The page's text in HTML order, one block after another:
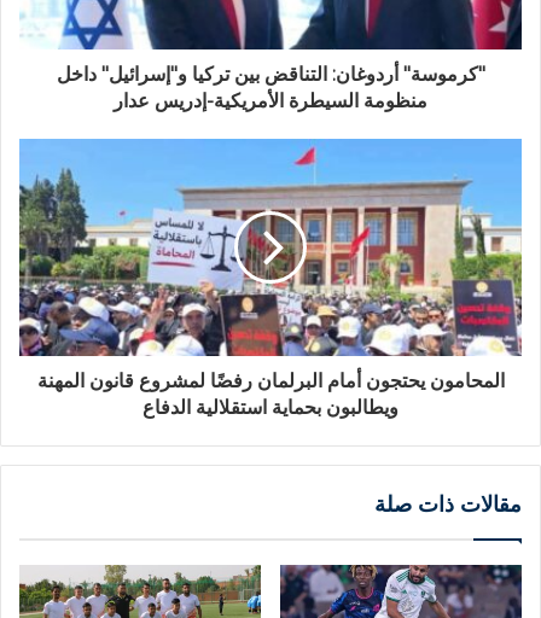
"كرموسة" أردوغان: التناقض بين تركيا و"إسرائيل" داخل
منظومة السيطرة الأمريكية-إدريس عدار
المحامون يحتجون أمام البرلمان رفضًا لمشروع قانون المهنة
ويطالبون بحماية استقلالية الدفاع
مقالات ذات صلة